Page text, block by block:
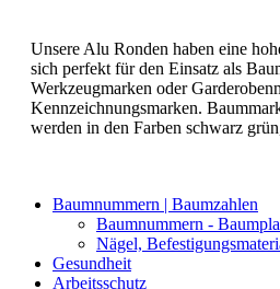
Unsere Alu Ronden haben eine
sich perfekt für den Einsatz als
Werkzeugmarken oder
Kennzeichnungsmarken.
werden in den Farben schwarz
Baumnummern | Baumzahlen
Baumnummern -
Nägel,
Gesundheit
Arbeitsschutz